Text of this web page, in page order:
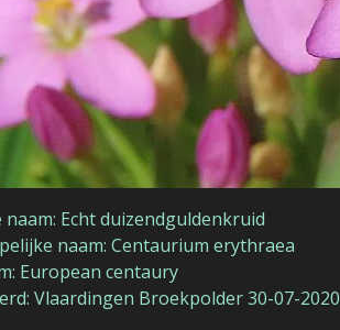
naam: Echt duizendguldenkruid
naam: Centaurium erythraea
European centaury
Vlaardingen Broekpolder 30-07-2020